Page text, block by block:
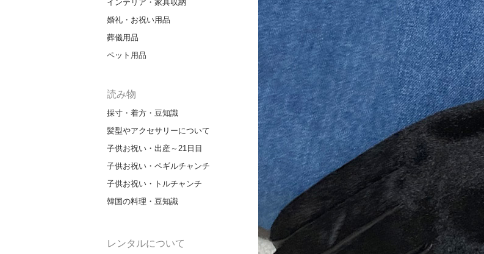
インテリア・家具収納
婚礼・お祝い用品
葬儀用品
ペット用品
読み物
採寸・着方・豆知識
髪型やアクセサリーについて
子供お祝い・出産～21日目
子供お祝い・ペギルチャンチ
子供お祝い・トルチャンチ
韓国の料理・豆知識
レンタルについて